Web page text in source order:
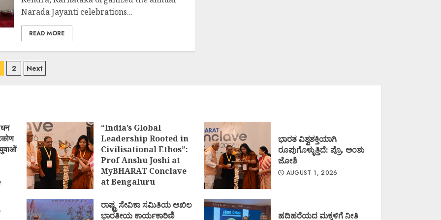
Narada Jayanti celebrations...
READ MORE
2 Next
“India’s Global
Leadership Rooted in
Civilisational Ethos”:
Prof Anshu Joshi at
MyBHARAT Conclave
at Bengaluru
ಭಾರತ ವಿಶ್ವಶಕ್ತಿಯಾಗಿ
ರೂಪುಗೊಳ್ಳುತ್ತಿದೆ: ಪ್ರೊ. ಅಂಶು
ಜೋಶಿ
AUGUST 1, 2026
ರಾಷ್ಟ್ರ ಸೇವಿಕಾ ಸಮಿತಿಯ ಅಖಿಲ
ಭಾರತೀಯ ಕಾರ್ಯಕಾರಿಣಿ
ಹದಿಹರೆಯದ ಮಕ್ಕಳಿಗೆ ನೀತಿ